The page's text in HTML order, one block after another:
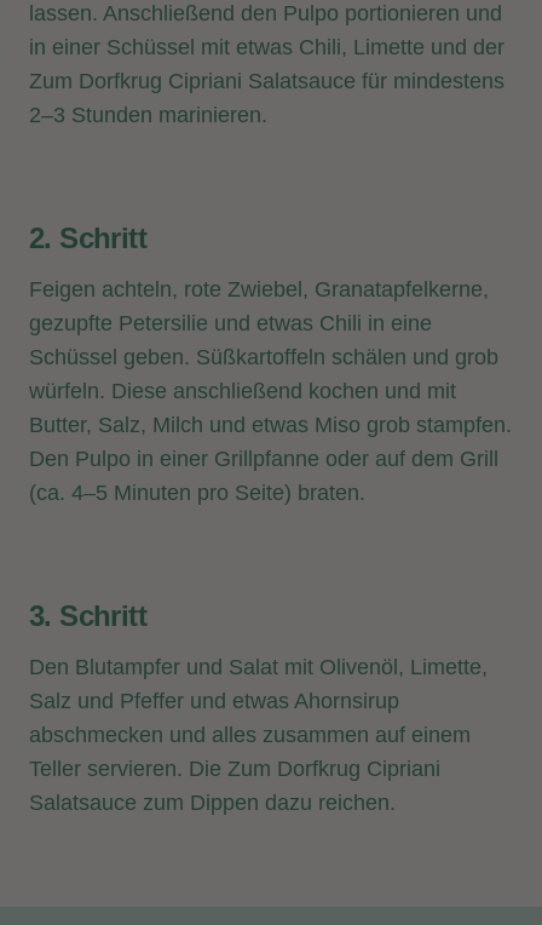
lassen. Anschließend den Pulpo portionieren und
in einer Schüssel mit etwas Chili, Limette und der
Zum Dorfkrug Cipriani Salatsauce für mindestens
2–3 Stunden marinieren.
2. Schritt
Feigen achteln, rote Zwiebel, Granatapfelkerne,
gezupfte Petersilie und etwas Chili in eine
Schüssel geben. Süßkartoffeln schälen und grob
würfeln. Diese anschließend kochen und mit
Butter, Salz, Milch und etwas Miso grob stampfen.
Den Pulpo in einer Grillpfanne oder auf dem Grill
(ca. 4–5 Minuten pro Seite) braten.
3. Schritt
Den Blutampfer und Salat mit Olivenöl, Limette,
Salz und Pfeffer und etwas Ahornsirup
abschmecken und alles zusammen auf einem
Teller servieren. Die Zum Dorfkrug Cipriani
Salatsauce zum Dippen dazu reichen.